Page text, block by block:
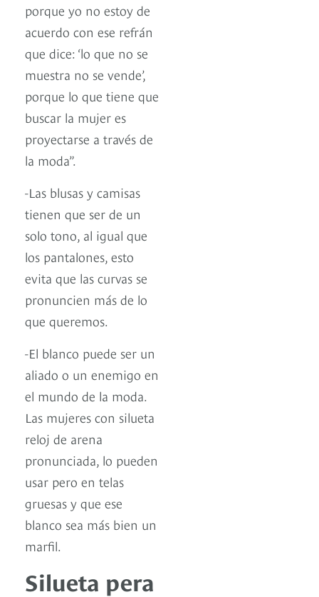
porque yo no estoy de
acuerdo con ese refrán
que dice: ‘lo que no se
muestra no se vende’,
porque lo que tiene que
buscar la mujer es
proyectarse a través de
la moda”.
-Las blusas y camisas
tienen que ser de un
solo tono, al igual que
los pantalones, esto
evita que las curvas se
pronuncien más de lo
que queremos.
-El blanco puede ser un
aliado o un enemigo en
el mundo de la moda.
Las mujeres con silueta
reloj de arena
pronunciada, lo pueden
usar pero en telas
gruesas y que ese
blanco sea más bien un
marfil.
Silueta pera